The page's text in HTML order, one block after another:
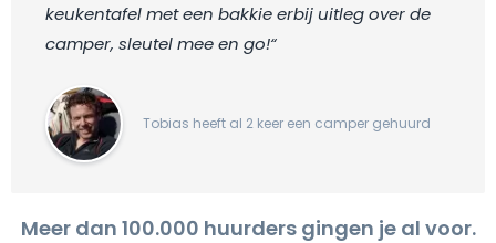
keukentafel met een bakkie erbij uitleg over de
camper, sleutel mee en go!“
Tobias heeft al 2 keer een camper gehuurd
Meer dan 100.000 huurders gingen je al voor.